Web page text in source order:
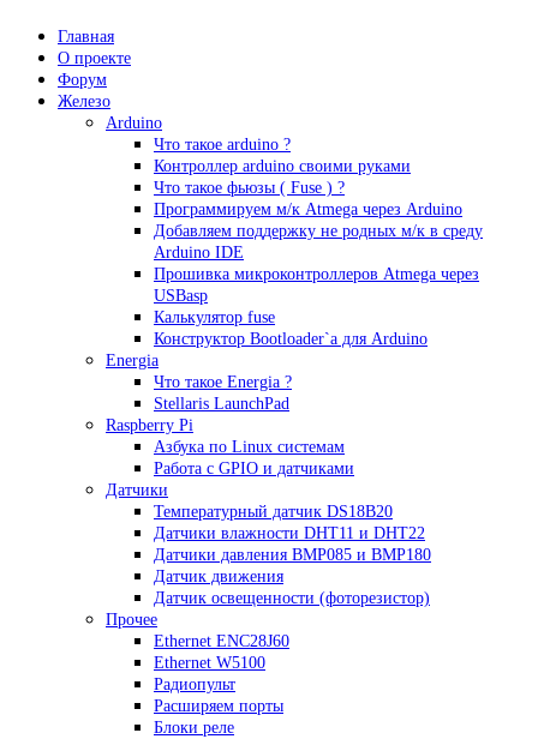
Главная
О проекте
Форум
Железо
Arduino
Что такое аrduino ?
Контроллер arduino своими руками
Что такое фьюзы ( Fuse ) ?
Программируем м/к Atmega через Arduino
Добавляем поддержку не родных м/к в среду
Arduino IDE
Прошивка микроконтроллеров Atmega через
USBasp
Калькулятор fuse
Конструктор Bootloader`а для Arduino
Energia
Что такое Energia ?
Stellaris LaunchPad
Raspberry Pi
Азбука по Linux системам
Работа с GPIO и датчиками
Датчики
Температурный датчик DS18B20
Датчики влажности DHT11 и DHT22
Датчики давления BMP085 и BMP180
Датчик движения
Датчик освещенности (фоторезистор)
Прочее
Ethernet ENC28J60
Ethernet W5100
Радиопульт
Расширяем порты
Блоки реле